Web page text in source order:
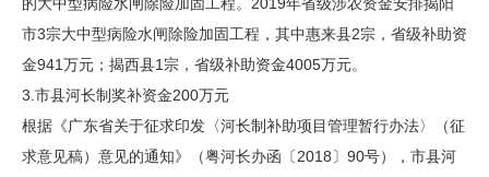
市3宗大中型病险水闸除险加固工程，其中惠来县2宗，省级补助资
金941万元；揭西县1宗，省级补助资金4005万元。
3.市县河长制奖补资金200万元
根据《广东省关于征求印发〈河长制补助项目管理暂行办法〉（征
求意见稿）意见的通知》（粤河长办函〔2018〕90号），市县河